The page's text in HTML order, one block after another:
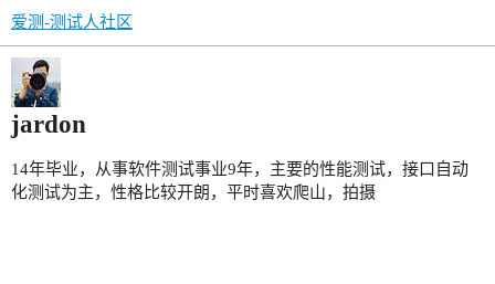
爱测-测试人社区
jardon
14年毕业，从事软件测试事业9年，主要的性能测试，接口自动
化测试为主，性格比较开朗，平时喜欢爬山，拍摄